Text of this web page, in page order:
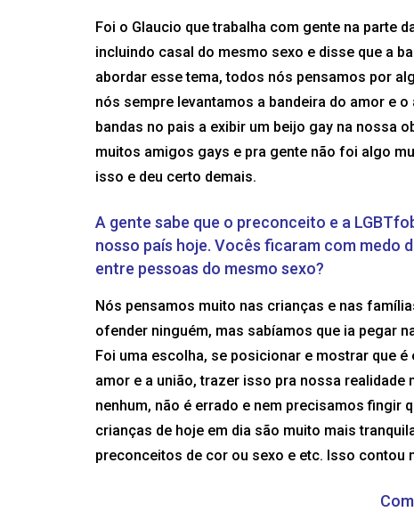
Foi o Glaucio que trabalha com gente na parte
incluindo casal do mesmo sexo e disse que a
abordar esse tema, todos nós pensamos por
nós sempre levantamos a bandeira do amor e
bandas no pais a exibir um beijo gay na nossa
muitos amigos gays e pra gente não foi algo
isso e deu certo demais.
A gente sabe que o preconceito e a
nosso país hoje. Vocês ficaram com medo
entre pessoas do mesmo sexo?
Nós pensamos muito nas crianças e nas
ofender ninguém, mas sabíamos que ia pegar
Foi uma escolha, se posicionar e mostrar que
amor e a união, trazer isso pra nossa
nenhum, não é errado e nem precisamos fingir
crianças de hoje em dia são muito mais
preconceitos de cor ou sexo e etc. Isso contou